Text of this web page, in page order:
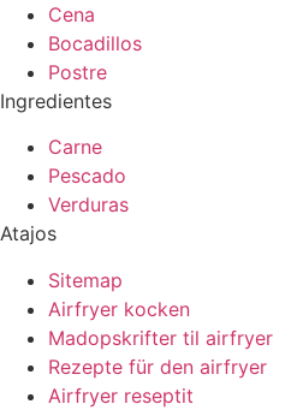
Cena
Bocadillos
Postre
Ingredientes
Carne
Pescado
Verduras
Atajos
Sitemap
Airfryer kocken
Madopskrifter til airfryer
Rezepte für den airfryer
Airfryer reseptit